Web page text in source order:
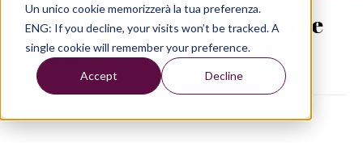
Un unico cookie memorizzerà la tua preferenza.
ENG: If you decline, your visits won’t be tracked. A
single cookie will remember your preference.
Accept Decline
Letture d’estate per allenare
l’inglese
13/08/19, 17:00